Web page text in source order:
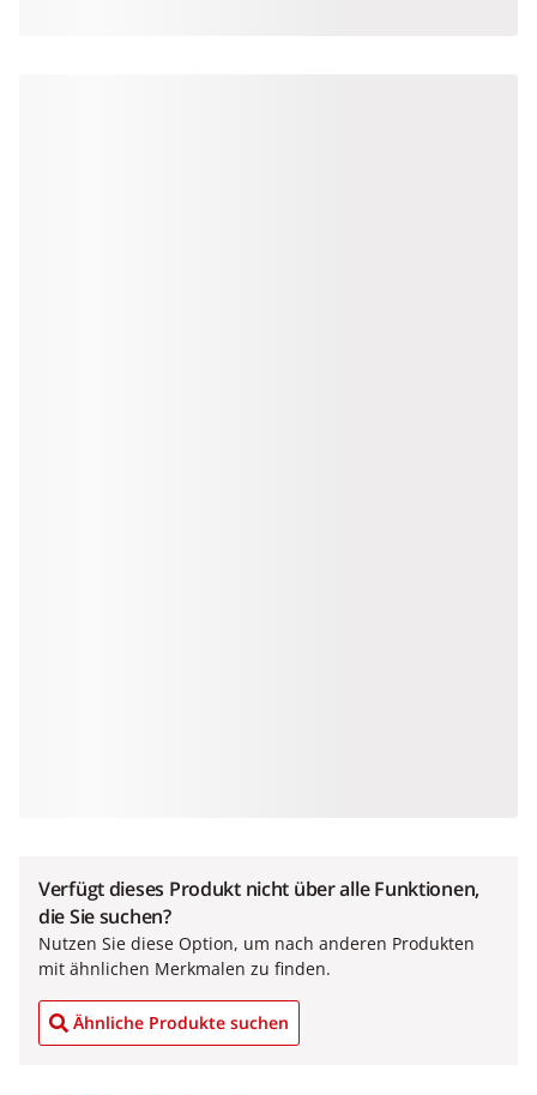
Verfügt dieses Produkt nicht über alle Funktionen,
die Sie suchen?
Nutzen Sie diese Option, um nach anderen Produkten
mit ähnlichen Merkmalen zu finden.
Ähnliche Produkte suchen